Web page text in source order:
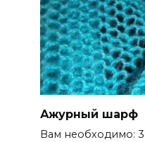
Ажурный шарф
Вам необходимо: